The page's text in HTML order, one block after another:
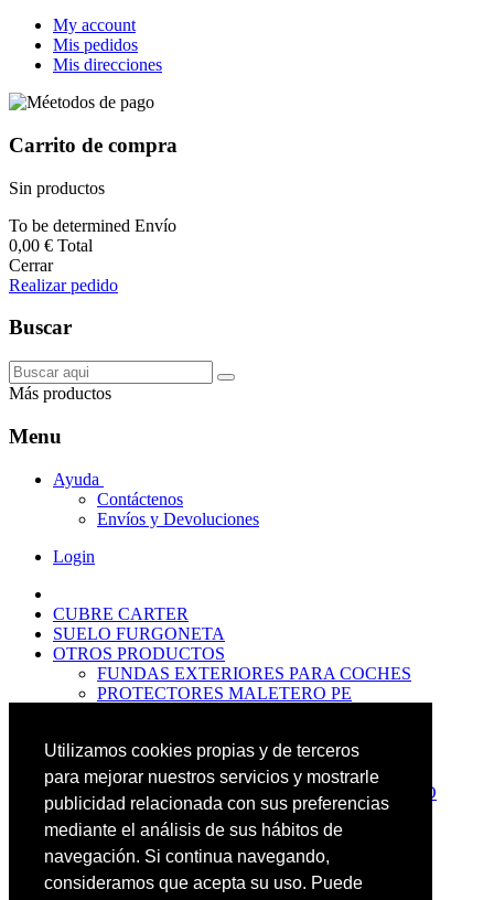
Utilizamos cookies propias y de terceros
para mejorar nuestros servicios y mostrarle
publicidad relacionada con sus preferencias
mediante el análisis de sus hábitos de
navegación. Si continua navegando,
consideramos que acepta su uso. Puede
My account
Mis pedidos
Mis direcciones
Carrito de compra
Sin productos
To be determined Envío
0,00 € Total
Cerrar
Realizar pedido
Buscar
Más productos
Menu
Ayuda
Contáctenos
Envíos y Devoluciones
Login
CUBRE CARTER
SUELO FURGONETA
OTROS PRODUCTOS
FUNDAS EXTERIORES PARA COCHES
PROTECTORES MALETERO PE
PREMIUM
PROTECTORES MALETERO PE
PROTECTORES DE MALETERO CAUCHO
BASIC
ALFOMBRILLAS GOMA PREMIUM
ALFOMBRILLAS GOMA BASIC
OFERTAS